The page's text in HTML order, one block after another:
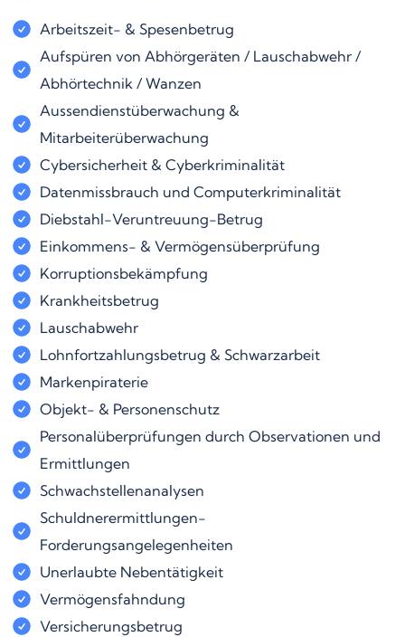
Arbeitszeit- & Spesenbetrug
Aufspüren von Abhörgeräten / Lauschabwehr /
Abhörtechnik / Wanzen
Aussendienstüberwachung &
Mitarbeiterüberwachung
Cybersicherheit & Cyberkriminalität
Datenmissbrauch und Computerkriminalität
Diebstahl-Veruntreuung-Betrug
Einkommens- & Vermögensüberprüfung
Korruptionsbekämpfung
Krankheitsbetrug
Lauschabwehr
Lohnfortzahlungsbetrug & Schwarzarbeit
Markenpiraterie
Objekt- & Personenschutz
Personalüberprüfungen durch Observationen und
Ermittlungen
Schwachstellenanalysen
Schuldnerermittlungen-
Forderungsangelegenheiten
Unerlaubte Nebentätigkeit
Vermögensfahndung
Versicherungsbetrug